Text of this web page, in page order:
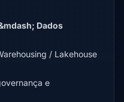
Dados
/ Lakehouse
e